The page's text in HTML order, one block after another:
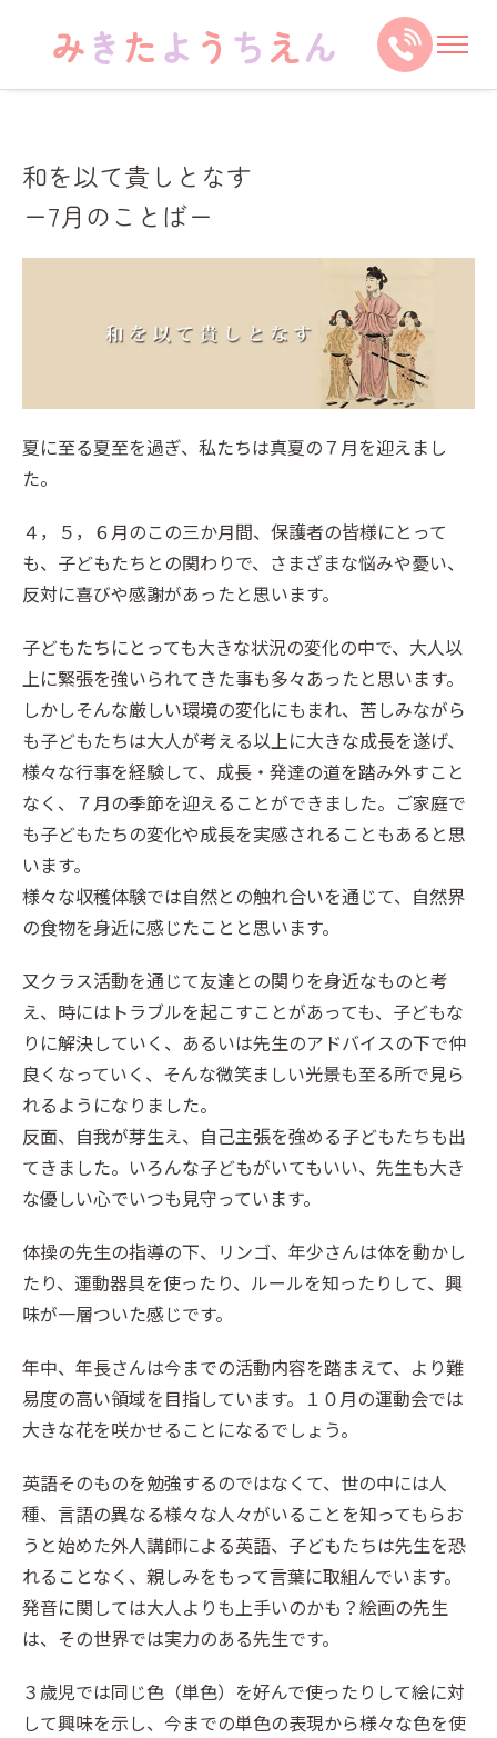
和を以て貴しとなす
ー7月のことばー
夏に至る夏至を過ぎ、私たちは真夏の７月を迎えまし
た。
４，５，６月のこの三か月間、保護者の皆様にとって
も、子どもたちとの関わりで、さまざまな悩みや憂い、
反対に喜びや感謝があったと思います。
子どもたちにとっても大きな状況の変化の中で、大人以
上に緊張を強いられてきた事も多々あったと思います。
しかしそんな厳しい環境の変化にもまれ、苦しみながら
も子どもたちは大人が考える以上に大きな成長を遂げ、
様々な行事を経験して、成長・発達の道を踏み外すこと
なく、７月の季節を迎えることができました。ご家庭で
も子どもたちの変化や成長を実感されることもあると思
います。
様々な収穫体験では自然との触れ合いを通じて、自然界
の食物を身近に感じたことと思います。
又クラス活動を通じて友達との関りを身近なものと考
え、時にはトラブルを起こすことがあっても、子どもな
りに解決していく、あるいは先生のアドバイスの下で仲
良くなっていく、そんな微笑ましい光景も至る所で見ら
れるようになりました。
反面、自我が芽生え、自己主張を強める子どもたちも出
てきました。いろんな子どもがいてもいい、先生も大き
な優しい心でいつも見守っています。
体操の先生の指導の下、リンゴ、年少さんは体を動かし
たり、運動器具を使ったり、ルールを知ったりして、興
味が一層ついた感じです。
年中、年長さんは今までの活動内容を踏まえて、より難
易度の高い領域を目指しています。１０月の運動会では
大きな花を咲かせることになるでしょう。
英語そのものを勉強するのではなくて、世の中には人
種、言語の異なる様々な人々がいることを知ってもらお
うと始めた外人講師による英語、子どもたちは先生を恐
れることなく、親しみをもって言葉に取組んでいます。
発音に関しては大人よりも上手いのかも？絵画の先生
は、その世界では実力のある先生です。
３歳児では同じ色（単色）を好んで使ったりして絵に対
して興味を示し、今までの単色の表現から様々な色を使